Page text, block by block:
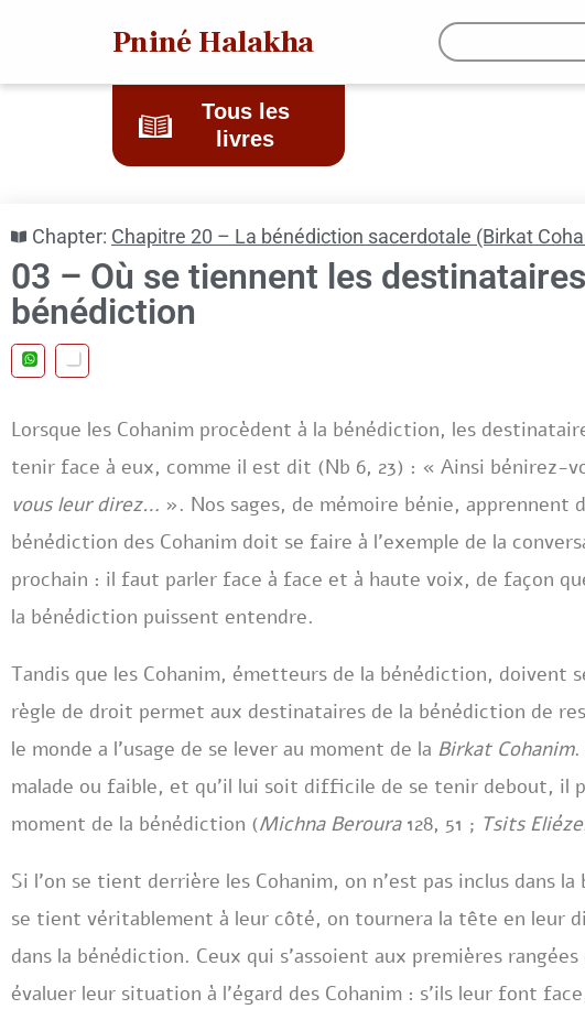
Pniné Halakha
Tous les
livres
Chapter: Chapitre 20 – La bénédiction sacerdotale (Birkat
03 – Où se tiennent les
bénédiction
Lorsque les Cohanim procèdent à la bénédiction, les
tenir face à eux, comme il est dit (Nb 6, 23) : « Ainsi bénirez-
vous leur direz… ». Nos sages, de mémoire bénie, apprennent
bénédiction des Cohanim doit se faire à l’exemple de la
prochain : il faut parler face à face et à haute voix, de façon
la bénédiction puissent entendre.
Tandis que les Cohanim, émetteurs de la bénédiction,
règle de droit permet aux destinataires de la bénédiction de
le monde a l’usage de se lever au moment de la Birkat Cohanim.
malade ou faible, et qu’il lui soit difficile de se tenir debout, il
moment de la bénédiction (Michna Beroura128, 51 ; Tsits
Si l’on se tient derrière les Cohanim, on n’est pas inclus dans
se tient véritablement à leur côté, on tournera la tête en leur
dans la bénédiction. Ceux qui s’assoient aux premières
évaluer leur situation à l’égard des Cohanim : s’ils leur font